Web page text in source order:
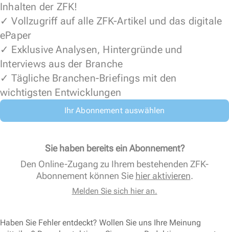
Inhalten der ZFK!
✓ Vollzugriff auf alle ZFK-Artikel und das digitale
ePaper
✓ Exklusive Analysen, Hintergründe und
Interviews aus der Branche
✓ Tägliche Branchen-Briefings mit den
wichtigsten Entwicklungen
Ihr Abonnement auswählen
Sie haben bereits ein Abonnement?
Den Online-Zugang zu Ihrem bestehenden ZFK-
Abonnement können Sie hier aktivieren.
Melden Sie sich hier an.
Haben Sie Fehler entdeckt? Wollen Sie uns Ihre Meinung